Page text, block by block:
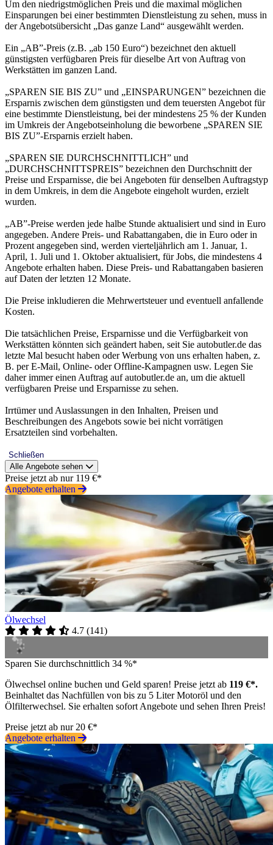
Um den niedrigstmöglichen Preis und die maximal möglichen
Einsparungen bei einer bestimmten Dienstleistung zu sehen, muss in
der Angebotsübersicht „Das ganze Land“ ausgewählt werden.
Ein „AB”-Preis (z.B. „ab 150 Euro“) bezeichnet den aktuell
günstigsten verfügbaren Preis für dieselbe Art von Auftrag von
Werkstätten im ganzen Land.
„SPAREN SIE BIS ZU” und „EINSPARUNGEN” bezeichnen die
Ersparnis zwischen dem günstigsten und dem teuersten Angebot für
eine bestimmte Dienstleistung, bei der mindestens 25 % der Kunden
im Umkreis der Angebotseinholung die beworbene „SPAREN SIE
BIS ZU”-Ersparnis erzielt haben.
„SPAREN SIE DURCHSCHNITTLICH” und
„DURCHSCHNITTSPREIS” bezeichnen den Durchschnitt der
Preise und Ersparnisse, die bei Angeboten für denselben Auftragstyp
in dem Umkreis, in dem die Angebote eingeholt wurden, erzielt
wurden.
„AB”-Preise werden jede halbe Stunde aktualisiert und sind in Euro
angegeben. Andere Preis- und Rabattangaben, die in Euro oder in
Prozent angegeben sind, werden vierteljährlich am 1. Januar, 1.
April, 1. Juli und 1. Oktober aktualisiert, für Jobs, die mindestens 4
Angebote erhalten haben. Diese Preis- und Rabattangaben basieren
auf Daten der letzten 12 Monate.
Die Preise inkludieren die Mehrwertsteuer und eventuell anfallende
Kosten.
Die tatsächlichen Preise, Ersparnisse und die Verfügbarkeit von
Werkstätten könnten sich geändert haben, seit Sie autobutler.de das
letzte Mal besucht haben oder Werbung von uns erhalten haben, z.
B. per E-Mail, Online- oder Offline-Kampagnen usw. Legen Sie
daher immer einen Auftrag auf autobutler.de an, um die aktuell
verfügbaren Preise und Ersparnisse zu sehen.
Irrtümer und Auslassungen in den Inhalten, Preisen und
Beschreibungen des Angebots sowie bei nicht vorrätigen
Ersatzteilen sind vorbehalten.
Schließen
Alle Angebote sehen
Preise jetzt ab nur 119 €*
Angebote erhalten
Ölwechsel
4.7 (141)
Sparen Sie durchschnittlich 34 %*
Ölwechsel online buchen und Geld sparen! Preise jetzt ab 119 €*.
Beinhaltet das Nachfüllen von bis zu 5 Liter Motoröl und den
Ölfilterwechsel. Sie erhalten sofort Angebote und sehen Ihren Preis!
Preise jetzt ab nur 20 €*
Angebote erhalten